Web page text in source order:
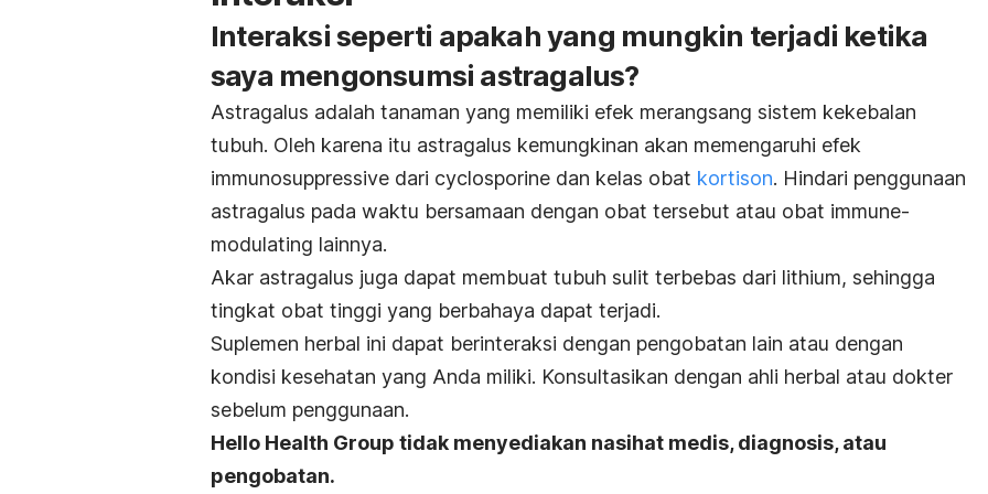
Interaksi seperti apakah yang mungkin terjadi ketika
saya mengonsumsi astragalus?
Astragalus adalah tanaman yang memiliki efek merangsang sistem kekebalan
tubuh. Oleh karena itu astragalus kemungkinan akan memengaruhi efek
immunosuppressive dari cyclosporine dan kelas obat kortison. Hindari penggunaan
astragalus pada waktu bersamaan dengan obat tersebut atau obat immune-
modulating lainnya.
Akar astragalus juga dapat membuat tubuh sulit terbebas dari lithium, sehingga
tingkat obat tinggi yang berbahaya dapat terjadi.
Suplemen herbal ini dapat berinteraksi dengan pengobatan lain atau dengan
kondisi kesehatan yang Anda miliki. Konsultasikan dengan ahli herbal atau dokter
sebelum penggunaan.
Hello Health Group tidak menyediakan nasihat medis, diagnosis, atau
pengobatan.